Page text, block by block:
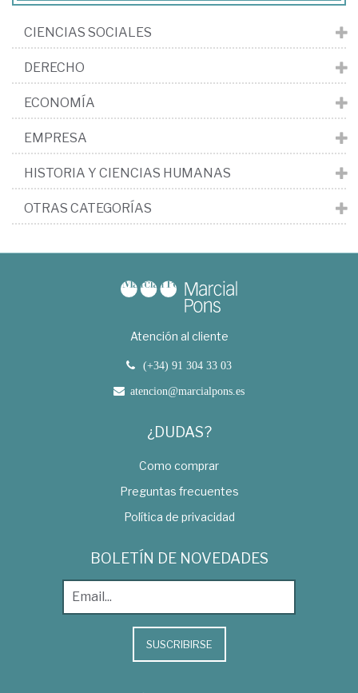
CIENCIAS SOCIALES
DERECHO
ECONOMÍA
EMPRESA
HISTORIA Y CIENCIAS HUMANAS
OTRAS CATEGORÍAS
Atención al cliente
(+34) 91 304 33 03
atencion@marcialpons.es
¿DUDAS?
Como comprar
Preguntas frecuentes
Política de privacidad
BOLETÍN DE NOVEDADES
SUSCRIBIRSE